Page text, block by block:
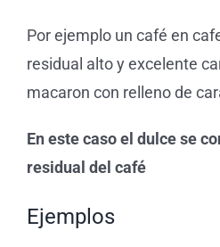
Por ejemplo un café en
residual alto y excelente
macaron con relleno de
En este caso el dulce se
residual del café
Ejemplos